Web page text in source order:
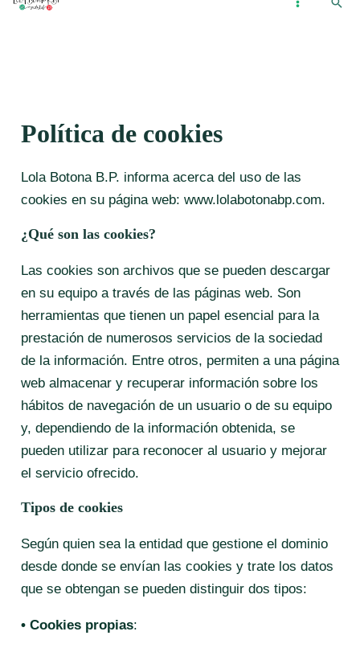
Ir
Política de cookies
Lola Botona B.P. informa acerca del uso de las
cookies en su página web: www.lolabotonabp.com.
¿Qué son las cookies?
Las cookies son archivos que se pueden descargar
en su equipo a través de las páginas web. Son
herramientas que tienen un papel esencial para la
prestación de numerosos servicios de la sociedad
de la información. Entre otros, permiten a una página
web almacenar y recuperar información sobre los
hábitos de navegación de un usuario o de su equipo
y, dependiendo de la información obtenida, se
pueden utilizar para reconocer al usuario y mejorar
el servicio ofrecido.
Tipos de cookies
Según quien sea la entidad que gestione el dominio
desde donde se envían las cookies y trate los datos
que se obtengan se pueden distinguir dos tipos:
• Cookies propias: